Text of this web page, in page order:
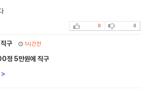
0 0
구 1시간전
정 5만원에 직구
>